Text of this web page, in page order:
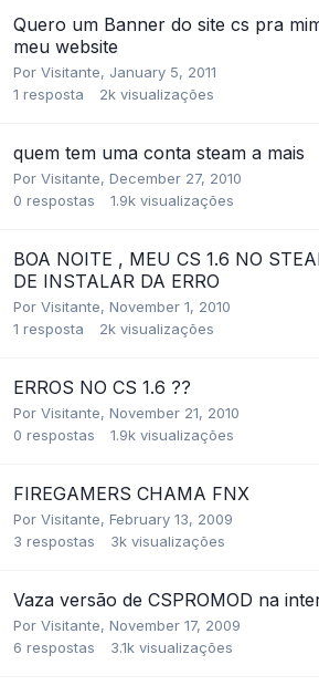
Quero um Banner do site cs pra
meu website
Por Visitante, January 5, 2011
1 resposta 2k visualizações
quem tem uma conta steam a mais
Por Visitante, December 27, 2010
0 respostas 1.9k visualizações
BOA NOITE , MEU CS 1.6 NO
DE INSTALAR DA ERRO
Por Visitante, November 1, 2010
1 resposta 2k visualizações
ERROS NO CS 1.6 ??
Por Visitante, November 21, 2010
0 respostas 1.9k visualizações
FIREGAMERS CHAMA FNX
Por Visitante, February 13, 2009
3 respostas 3k visualizações
Vaza versão de CSPROMOD na
Por Visitante, November 17, 2009
6 respostas 3.1k visualizações